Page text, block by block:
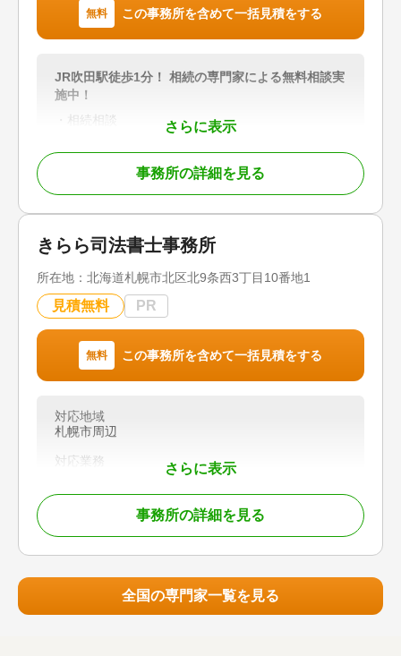
無料 この事務所を含めて一括見積をする
さらに表示
JR吹田駅徒歩1分！ 相続の専門家による無料相談実
施中！
・相続相談
・遺言作成
・不動産売却
【営業時間】平日9:00～18:00 土日祝は事前予約
対応地域
大阪府下全域、兵庫県、京都府
対応業務
遺言書 / 遺産分割 / 相続登記 / 相続放棄 / 成年後見 /
家族信託 / 相続手続き / 銀行手続き / 戸籍収集 / 相
対応体制
事務所面談可
事務所の詳細を見る
きらら司法書士事務所
所在地： 北海道札幌市北区北9条西3丁目10番地1
見積無料 PR
無料 この事務所を含めて一括見積をする
さらに表示
対応地域
札幌市周辺
対応業務
遺言書 / 遺産分割 / 相続財産調査 / 相続登記 / 成年
後見 / 相続手続き / 銀行手続き / 戸籍収集 / 相続人
事務所の詳細を見る
全国の専門家一覧を見る